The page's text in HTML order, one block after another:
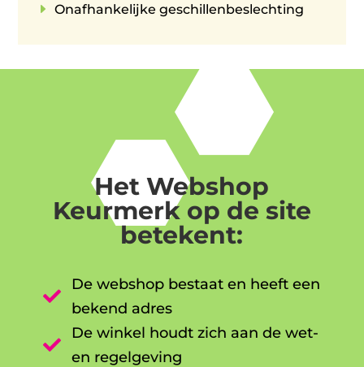
E Onafhankelijke geschillenbeslechting
Het Webshop
Keurmerk op de site
betekent:

De webshop bestaat en heeft een
bekend adres

De winkel houdt zich aan de wet-
en regelgeving